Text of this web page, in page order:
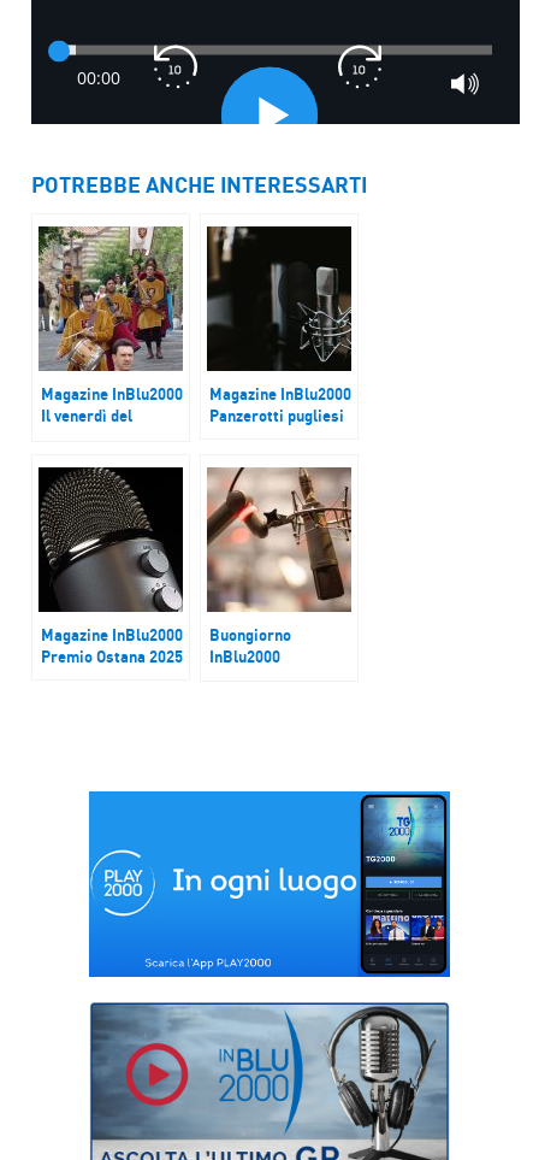
POTREBBE ANCHE INTERESSARTI
Magazine InBlu2000
Il venerdì del
(AR)
Magazine InBlu2000
Panzerotti pugliesi
Magazine InBlu2000
Premio Ostana 2025
Buongiorno
InBlu2000